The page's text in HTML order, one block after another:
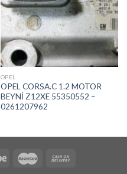
OPEL
OPEL CORSA.C 1.2 MOTOR
BEYNİ Z12XE 55350552 –
0261207962